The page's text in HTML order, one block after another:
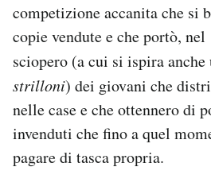
competizione accanita che si
copie vendute e che portò,
sciopero (a cui si ispira
strilloni) dei giovani che
nelle case e che ottennero di
invenduti che fino a quel
pagare di tasca propria.